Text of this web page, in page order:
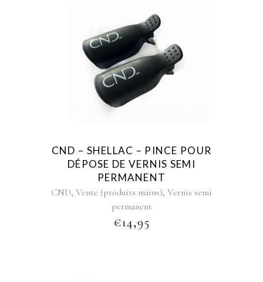
CND – SHELLAC – PINCE POUR
DÉPOSE DE VERNIS SEMI
PERMANENT
CND, Vente (produits mains), Vernis semi
permanent
€14,95